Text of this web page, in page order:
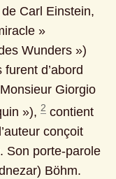
Carl Einstein,
»
Wunders »)
d’abord
Giorgio
»), 2 contient
conçoit
Son porte-parole
Böhm.